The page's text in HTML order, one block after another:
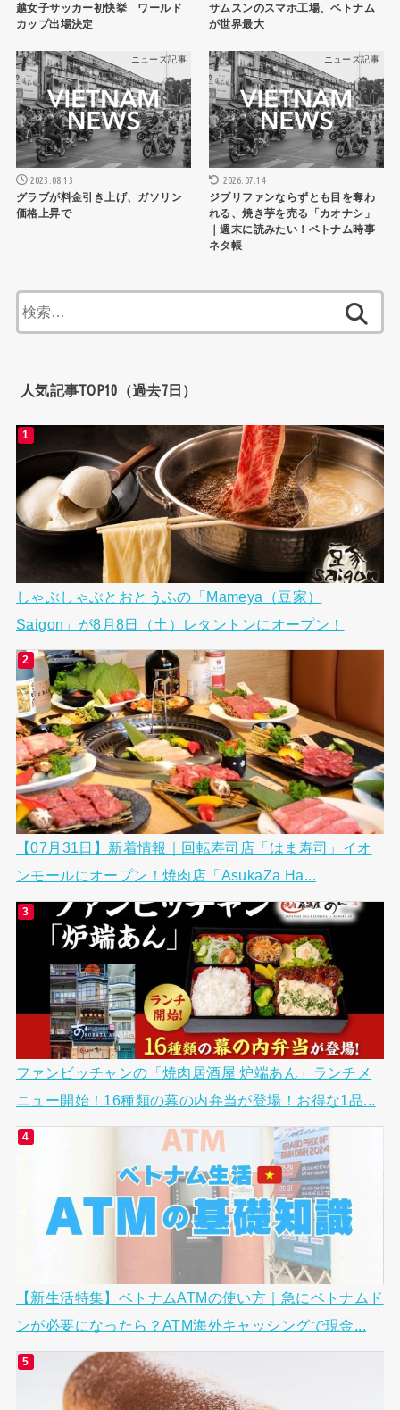
越女子サッカー初快挙 ワールド
カップ出場決定
サムスンのスマホ工場、ベトナム
が世界最大
ニュース記事
2023.08.13
グラブが料金引き上げ、ガソリン
価格上昇で
ニュース記事
2026.07.14
ジブリファンならずとも目を奪わ
れる、焼き芋を売る「カオナシ」
｜週末に読みたい！ベトナム時事
ネタ帳
索:
人気記事TOP10（過去7日）
しゃぶしゃぶとおとうふの「Mameya（豆家）
Saigon」が8月8日（土）レタントンにオープン！
【07月31日】新着情報｜回転寿司店「はま寿司」イオ
ンモールにオープン！焼肉店「AsukaZa Ha...
ファンビッチャンの「焼肉居酒屋 炉端あん」ランチメ
ニュー開始！16種類の幕の内弁当が登場！お得な1品...
【新生活特集】ベトナムATMの使い方｜急にベトナムド
ンが必要になったら？ATM海外キャッシングで現金...